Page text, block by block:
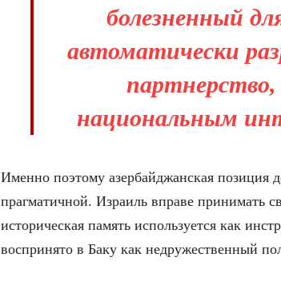
болезненный
автоматически
национальным
Именно поэтому азербайджанская позиция
прагматичной. Израиль вправе принимать
историческая память используется как
воспринято в Баку как недружественный